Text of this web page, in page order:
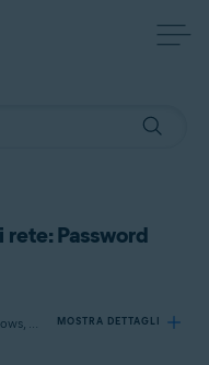
Password
Si applica a Avast Premium Security per Windows, Avast Free Antivirus per Windows, Avast Premium Security per Mac, Avast Security per Mac MOSTRA DETTAGLI